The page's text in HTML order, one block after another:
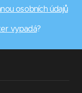
osobních údajů
vypadá?